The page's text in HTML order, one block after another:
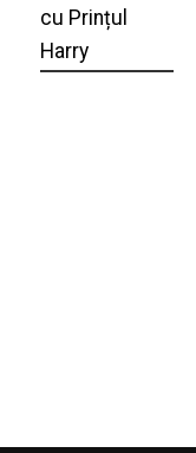
cu Prințul
Harry